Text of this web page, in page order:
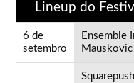
Lineup do
6 de
setembro
Ensemble
Mauskovic